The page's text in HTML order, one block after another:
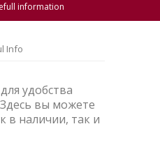
information
Info
удобства
Здесь вы можете
в наличии, так и